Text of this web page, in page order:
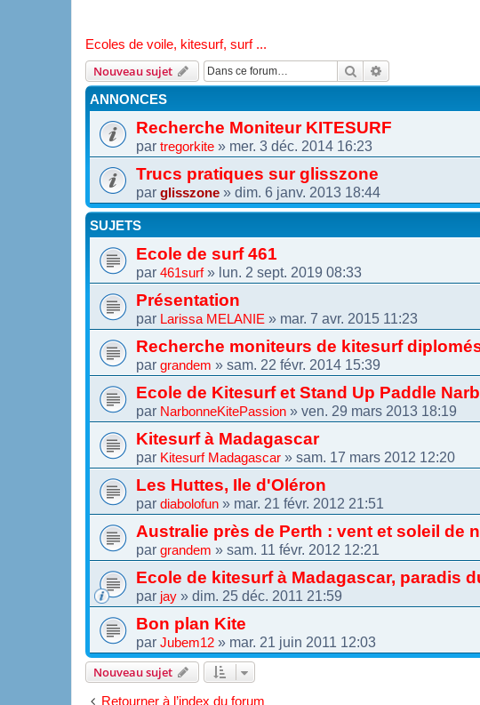
Ecoles de voile, kitesurf, surf ...
Nouveau sujet Rechercher
ANNONCES
Recherche Moniteur KITESURF
par tregorkite » mer. 3 déc. 2014 16:23
Trucs pratiques sur glisszone
par glisszone » dim. 6 janv. 2013 18:44
SUJETS
Ecole de surf 461
par 461surf» lun. 2 sept. 2019 08:33
Présentation
par Larissa MELANIE » mar. 7 avr. 2015 11:23
Recherche moniteurs de kitesurf
par grandem » sam. 22 févr. 2014 15:39
Ecole de Kitesurf et Stand Up Paddle
par NarbonneKitePassion » ven. 29 mars 2013 18:19
Kitesurf à Madagascar
par Kitesurf Madagascar » sam. 17 mars 2012 12:20
Les Huttes, Ile d'Oléron
par diabolofun » mar. 21 févr. 2012 21:51
Australie près de Perth : vent et soleil de
par grandem » sam. 11 févr. 2012 12:21
Ecole de kitesurf à Madagascar, paradis
par jay » dim. 25 déc. 2011 21:59
Bon plan Kite
par Jubem12 » mar. 21 juin 2011 12:03
Nouveau sujet
Retourner à l’index du forum